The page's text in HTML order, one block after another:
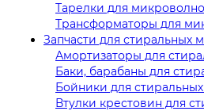
Тарелки для
Трансформаторы для
Запчасти для стиральных
Амортизаторы для
Баки, барабаны для
Бойники для
Втулки крестовин для